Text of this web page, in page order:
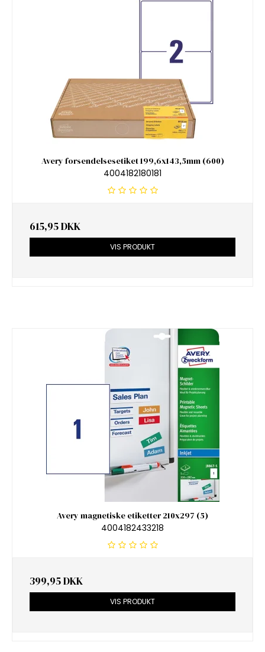
Avery forsendelsesetiket 199,6x143,5mm (600)
4004182180181
615,95 DKK
VIS PRODUKT
Avery magnetiske etiketter 210x297 (5)
4004182433218
399,95 DKK
VIS PRODUKT